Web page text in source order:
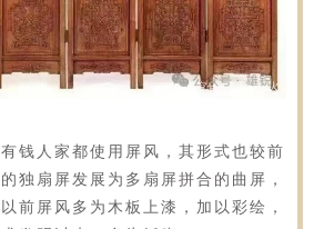
钱人家都使用屏风，其形式也较前
独扇屏发展为多扇屏拼合的曲屏，
前屏风多为木板上漆，加以彩绘，